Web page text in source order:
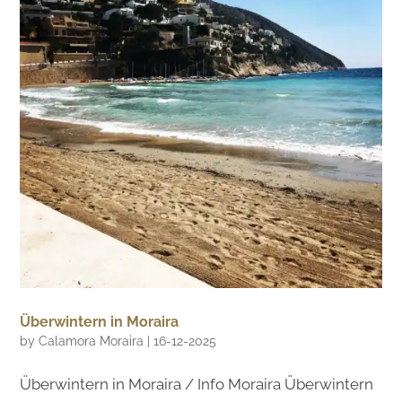
Überwintern in Moraira
byCalamora Moraira |16-12-2025
Überwintern in Moraira / Info Moraira Überwintern